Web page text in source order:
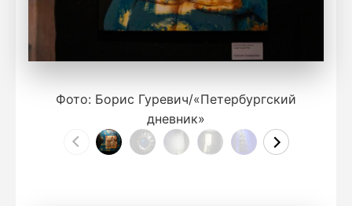
Фото: Борис Гуревич/«Петербургский
дневник»